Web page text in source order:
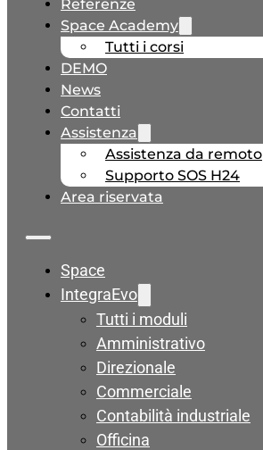
Referenze
Space Academy
Tutti i corsi
DEMO
News
Contatti
Assistenza
Assistenza da remoto
Supporto SOS H24
Area riservata
Space
IntegraEvo
Tutti i moduli
Amministrativo
Direzionale
Commerciale
Contabilità industriale
Officina